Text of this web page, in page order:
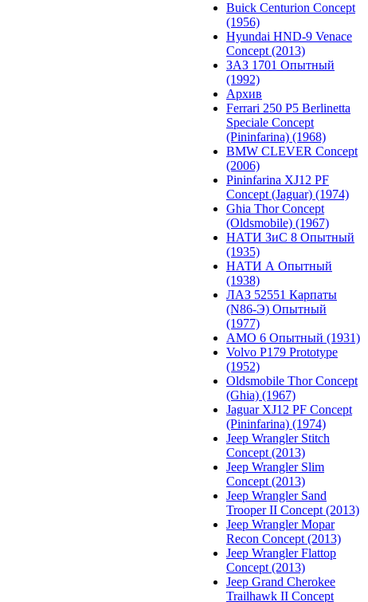
Buick Centurion Concept
(1956)
Hyundai HND-9 Venace
Concept (2013)
ЗАЗ 1701 Опытный
(1992)
Архив
Ferrari 250 P5 Berlinetta
Speciale Concept
(Pininfarina) (1968)
BMW CLEVER Concept
(2006)
Pininfarina XJ12 PF
Concept (Jaguar) (1974)
Ghia Thor Concept
(Oldsmobile) (1967)
НАТИ ЗиС 8 Опытный
(1935)
НАТИ А Опытный
(1938)
ЛАЗ 52551 Карпаты
(N86-Э) Опытный
(1977)
АМО 6 Опытный (1931)
Volvo P179 Prototype
(1952)
Oldsmobile Thor Concept
(Ghia) (1967)
Jaguar XJ12 PF Concept
(Pininfarina) (1974)
Jeep Wrangler Stitch
Concept (2013)
Jeep Wrangler Slim
Concept (2013)
Jeep Wrangler Sand
Trooper II Concept (2013)
Jeep Wrangler Mopar
Recon Concept (2013)
Jeep Wrangler Flattop
Concept (2013)
Jeep Grand Cherokee
Trailhawk II Concept